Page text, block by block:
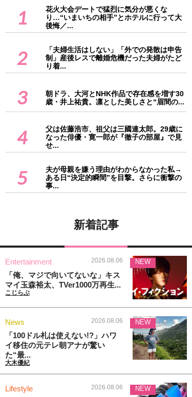
1
花火大会デートで猛烈に気分が悪くな
り…“いまいちの相手”とホテルに行って大
後悔／...
2
「夫婦生活はしない」「外での発散は申告
制」産後レスで離婚危機だった夫婦がたど
り着...
3
朝ドラ、大河とNHK作品で存在感を増す30
歳・井上祐貴。凛とした美しさと“眉間の...
4
父は佐藤浩市、祖父は三國連太郎。29歳に
なった俳優・寛一郎が『徹子の部屋』で見
せ...
5
夫が母親を嫌う理由がわからなかった私→
ある日“決定的瞬間”を目撃。さらに衝撃の
事...
新着記事
Entertainment 2026.08.06
「俺、マジで向いてないな」キス
マイ玉森裕太、TVer1000万再生...
こじらぶ
NEW
News 2026.08.06
「100ドル札は使えない!?」ハワ
イ移住の元テレ朝アナが驚い
た“最...
大木優紀
NEW
Lifestyle 2026.08.06 NEW